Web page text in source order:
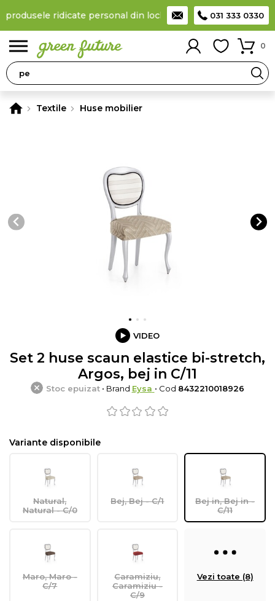
ridicate personal din locker Taxă de livrare 11,99
031 333 0330
0
Textile Huse mobilier
VIDEO
Set 2 huse scaun elastice bi-stretch,
Argos, bej in C/11
Stoc epuizat• Brand Eysa • Cod 8432210018926
Variante disponibile
Natural,
Natural - C/0
Bej, Bej - C/1
Bej in, Bej in -
C/11
Maro, Maro -
C/7
Caramiziu,
Caramiziu -
C/9
Vezi toate (8)